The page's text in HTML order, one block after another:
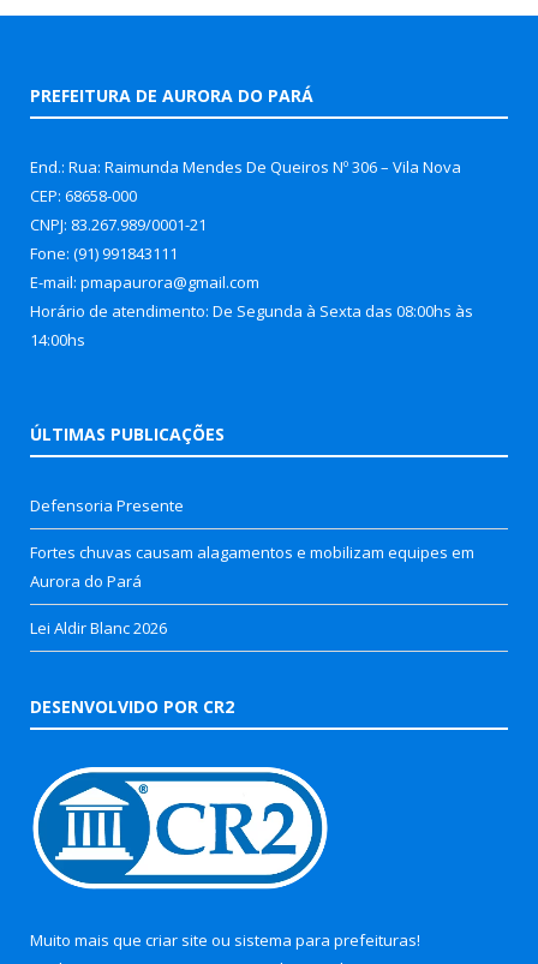
PREFEITURA DE AURORA DO PARÁ
End.: Rua: Raimunda Mendes De Queiros Nº 306 – Vila Nova
CEP: 68658-000
CNPJ: 83.267.989/0001-21
Fone: (91) 991843111
E-mail: pmapaurora@gmail.com
Horário de atendimento: De Segunda à Sexta das 08:00hs às
14:00hs
ÚLTIMAS PUBLICAÇÕES
Defensoria Presente
Fortes chuvas causam alagamentos e mobilizam equipes em
Aurora do Pará
Lei Aldir Blanc 2026
DESENVOLVIDO POR CR2
Muito mais que criar site ou sistema para prefeituras!